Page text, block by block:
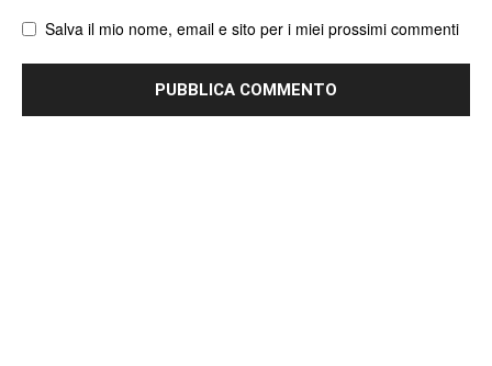
Salva il mio nome, email e sito per i miei prossimi commenti